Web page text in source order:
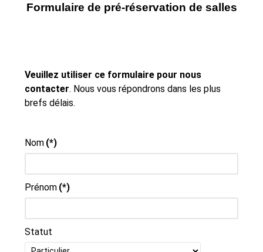
Formulaire de pré-réservation de salles
Veuillez utiliser ce formulaire pour nous
contacter. Nous vous répondrons dans les plus
brefs délais.
Nom (*)
Prénom (*)
Statut